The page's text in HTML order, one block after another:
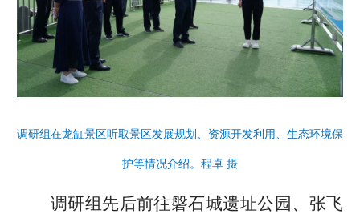
调研组在龙缸景区听取景区发展规划、资源开发利用、生态环境保
护等情况介绍。程卓 摄
调研组先后前往磐石城遗址公园、张飞